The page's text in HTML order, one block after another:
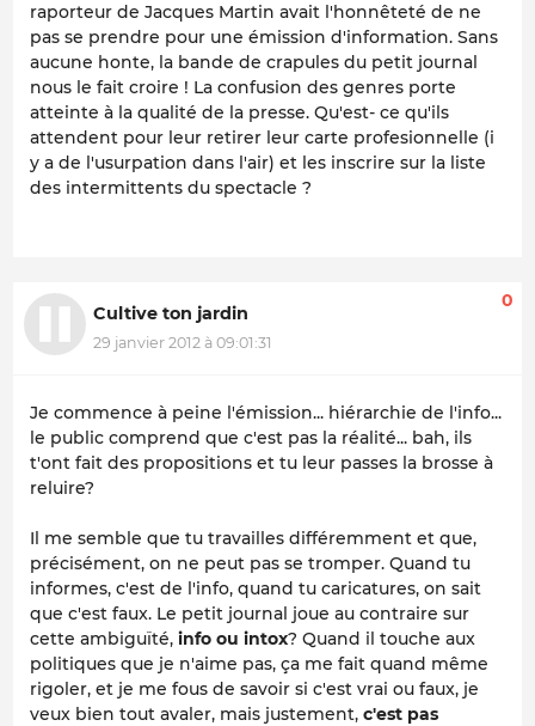
raporteur de Jacques Martin avait l'honnêteté de ne
pas se prendre pour une émission d'information. Sans
aucune honte, la bande de crapules du petit journal
nous le fait croire ! La confusion des genres porte
atteinte à la qualité de la presse. Qu'est- ce qu'ils
attendent pour leur retirer leur carte profesionnelle (i
y a de l'usurpation dans l'air) et les inscrire sur la liste
des intermittents du spectacle ?
Cultive ton jardin
29 janvier 2012 à 09:01:31
0
Je commence à peine l'émission... hiérarchie de l'info...
le public comprend que c'est pas la réalité... bah, ils
t'ont fait des propositions et tu leur passes la brosse à
reluire?
Il me semble que tu travailles différemment et que,
précisément, on ne peut pas se tromper. Quand tu
informes, c'est de l'info, quand tu caricatures, on sait
que c'est faux. Le petit journal joue au contraire sur
cette ambiguïté, info ou intox? Quand il touche aux
politiques que je n'aime pas, ça me fait quand même
rigoler, et je me fous de savoir si c'est vrai ou faux, je
veux bien tout avaler, mais justement, c'est pas